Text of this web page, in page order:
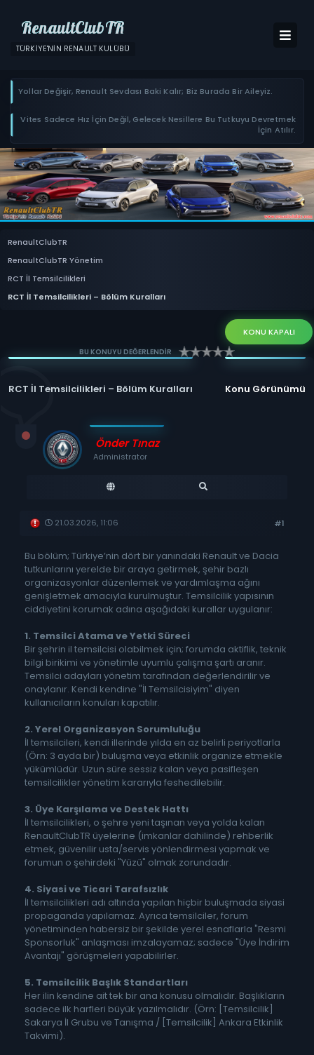
RenaultClubTR
TÜRKIYE'NIN RENAULT KULÜBÜ
Yollar Değişir, Renault Sevdası Baki Kalır; Biz Burada Bir Aileyiz.
Vites Sadece Hız İçin Değil, Gelecek Nesillere Bu Tutkuyu Devretmek
İçin Atılır.
RenaultClubTR
RenaultClubTR Yönetim
RCT İl Temsilcilikleri
RCT İl Temsilcilikleri – Bölüm Kuralları
KONU KAPALI
BU KONUYU DEĞERLENDİR
Konu Görünümü
RCT İl Temsilcilikleri – Bölüm Kuralları
Önder Tınaz
Administrator
21.03.2026, 11:06 #1
Bu bölüm; Türkiye’nin dört bir yanındaki Renault ve Dacia
tutkunlarını yerelde bir araya getirmek, şehir bazlı
organizasyonlar düzenlemek ve yardımlaşma ağını
genişletmek amacıyla kurulmuştur. Temsilcilik yapısının
ciddiyetini korumak adına aşağıdaki kurallar uygulanır:
1. Temsilci Atama ve Yetki Süreci
Bir şehrin il temsilcisi olabilmek için; forumda aktiflik, teknik
bilgi birikimi ve yönetimle uyumlu çalışma şartı aranır.
Temsilci adayları yönetim tarafından değerlendirilir ve
onaylanır. Kendi kendine "İl Temsilcisiyim" diyen
kullanıcıların konuları kapatılır.
2. Yerel Organizasyon Sorumluluğu
İl temsilcileri, kendi illerinde yılda en az belirli periyotlarla
(Örn: 3 ayda bir) buluşma veya etkinlik organize etmekle
yükümlüdür. Uzun süre sessiz kalan veya pasifleşen
temsilcilikler yönetim kararıyla feshedilebilir.
3. Üye Karşılama ve Destek Hattı
İl temsilcilikleri, o şehre yeni taşınan veya yolda kalan
RenaultClubTR üyelerine (imkanlar dahilinde) rehberlik
etmek, güvenilir usta/servis yönlendirmesi yapmak ve
forumun o şehirdeki "Yüzü" olmak zorundadır.
4. Siyasi ve Ticari Tarafsızlık
İl temsilcilikleri adı altında yapılan hiçbir buluşmada siyasi
propaganda yapılamaz. Ayrıca temsilciler, forum
yönetiminden habersiz bir şekilde yerel esnaflarla "Resmi
Sponsorluk" anlaşması imzalayamaz; sadece "Üye İndirim
Avantajı" görüşmeleri yapabilirler.
5. Temsilcilik Başlık Standartları
Her ilin kendine ait tek bir ana konusu olmalıdır. Başlıkların
sadece ilk harfleri büyük yazılmalıdır. (Örn: [Temsilcilik]
Sakarya İl Grubu ve Tanışma / [Temsilcilik] Ankara Etkinlik
Takvimi).